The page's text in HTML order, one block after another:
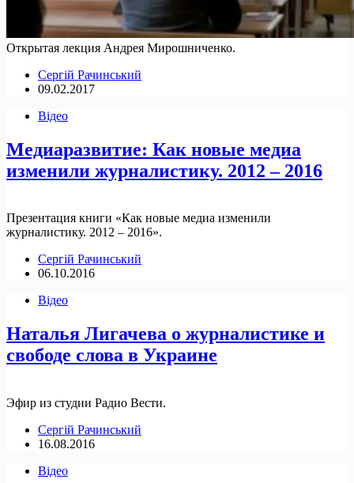
Открытая лекция Андрея Мирошниченко.
Сергій Рачинський
09.02.2017
Відео
Медиаразвитие: Как новые медиа
изменили журналистику. 2012 – 2016
Презентация книги «Как новые медиа изменили
журналистику. 2012 – 2016».
Сергій Рачинський
06.10.2016
Відео
Наталья Лигачева о журналистике и
свободе слова в Украине
Эфир из студии Радио Вести.
Сергій Рачинський
16.08.2016
Відео